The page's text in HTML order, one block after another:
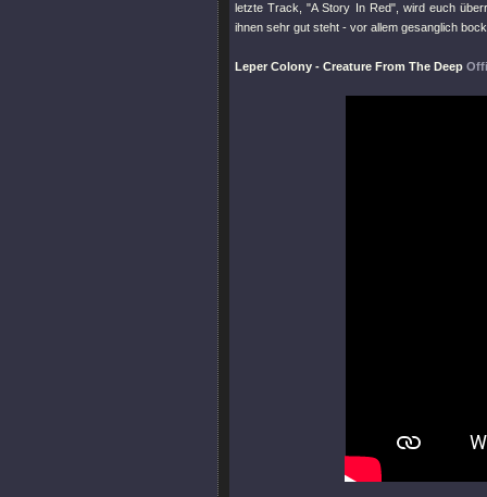
letzte Track,"A Story In Red", wird euch
ihnen sehr gut steht - vor allem gesanglich
Leper Colony - Creature From The Deep